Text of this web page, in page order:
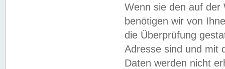
Wenn sie den auf der
benötigen wir von
die Überprüfung
Adresse sind und mit
Daten werden nicht